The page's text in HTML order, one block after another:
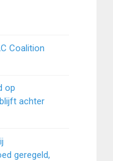
Coalition
op
achter
geregeld,